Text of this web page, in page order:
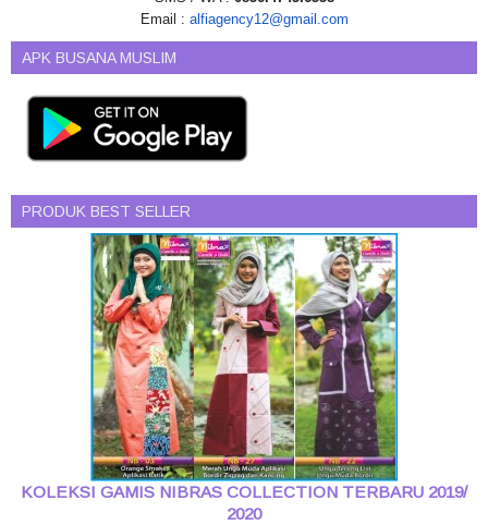
Email : alfiagency12@gmail.com
APK BUSANA MUSLIM
PRODUK BEST SELLER
KOLEKSI GAMIS NIBRAS COLLECTION TERBARU 2019/
2020